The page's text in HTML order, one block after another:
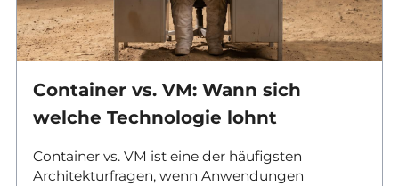
Container vs. VM: Wann sich
welche Technologie lohnt
Container vs. VM ist eine der häufigsten
Architekturfragen, wenn Anwendungen